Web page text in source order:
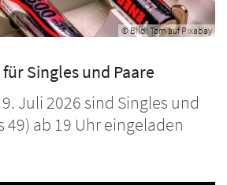
© Bild: Tom auf Pixabay
Singles und Paare
Juli 2026 sind Singles und
49) ab 19 Uhr eingeladen